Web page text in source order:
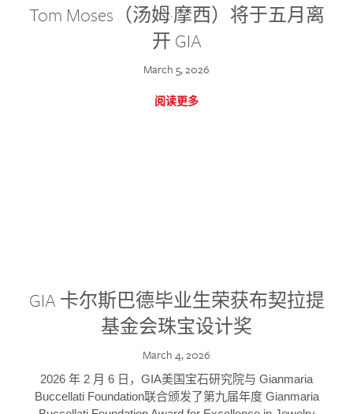
Tom Moses（汤姆·摩西）将于五月离
开 GIA
March 5, 2026
阅读更多
GIA 卡尔斯巴德毕业生荣获布契拉提
基金会珠宝设计奖
March 4, 2026
2026 年 2 月 6 日，GIA美国宝石研究院与 Gianmaria
Buccellati Foundation联合颁发了第九届年度 Gianmaria